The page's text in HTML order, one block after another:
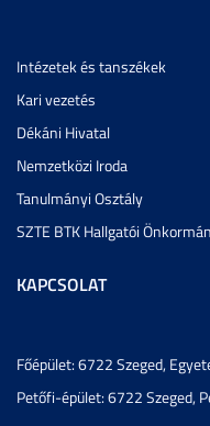
Intézetek és tanszékek
Kari vezetés
Dékáni Hivatal
Nemzetközi Iroda
Tanulmányi Osztály
SZTE BTK Hallgatói
KAPCSOLAT
Főépület: 6722 Szeged,
Petőfi-épület: 6722 Szeged,